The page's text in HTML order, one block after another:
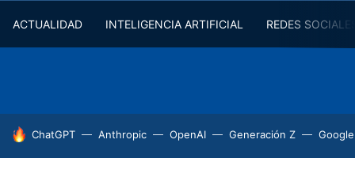
ACTUALIDAD INTELIGENCIA ARTIFICIAL REDES
HOY SE HABLA DE
ChatGPT Anthropic OpenAI Generación Z